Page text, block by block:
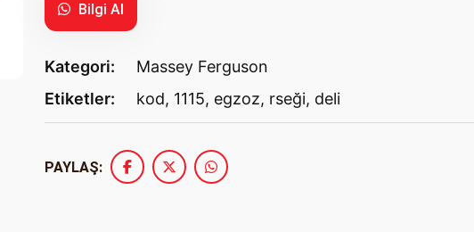
Bilgi Al
Kategori:
Massey Ferguson
Etiketler:
kod, 1115, egzoz, rseği, deli
PAYLAŞ: